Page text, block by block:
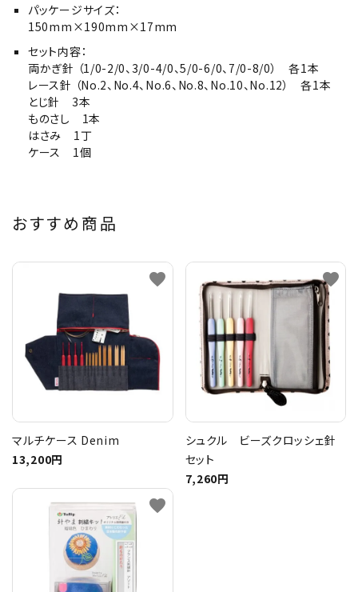
パッケージサイズ：
150mm×190mm×17mm
セット内容：
両かぎ針 （1/0-2/0、3/0-4/0、5/0-6/0、7/0-8/0） 各1本
レース針 （No.2、No.4、No.6、No.8、No.10、No.12） 各1本
とじ針 3本
ものさし 1本
はさみ 1丁
ケース 1個
おすすめ商品
マルチケース Denim
13,200円
favorite
シュクル ビーズクロッシェ針
セット
7,260円
favorite
favorite